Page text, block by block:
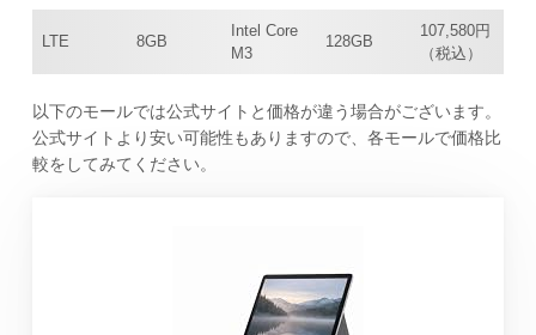
LTE 8GB
Intel Core
M3
128GB
107,580円
（税込）
以下のモールでは公式サイトと価格が違う場合がございます。
公式サイトより安い可能性もありますので、各モールで価格比
較をしてみてください。